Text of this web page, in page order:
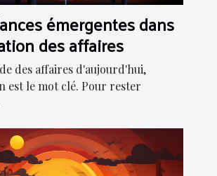
émergentes dans
des affaires
des affaires d'aujourd'hui,
est le mot clé. Pour rester